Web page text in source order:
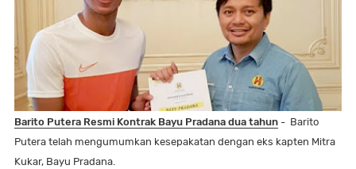
Barito Putera Resmi Kontrak Bayu Pradana dua tahun - Barito
Putera telah mengumumkan kesepakatan dengan eks kapten Mitra
Kukar, Bayu Pradana.